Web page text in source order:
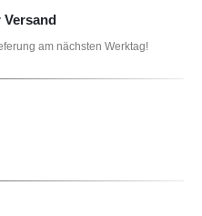
am nächsten Werktag!